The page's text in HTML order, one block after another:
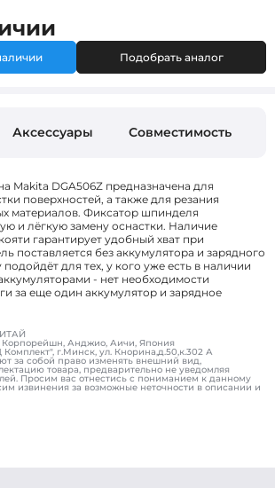
Подобрать аналог
Аксессуары Совместимость
Makita DGA506Z предназначена для
поверхностей, а также для резания
материалов. Фиксатор шпинделя
и лёгкую замену оснастки. Наличие
гарантирует удобный хват при
поставляется без аккумулятора и зарядного
для тех, у кого уже есть в наличии
- нет необходимости
за еще один аккумулятор и зарядное
Корпорейшн, Анджио, Аичи, Япония
г.Минск, ул. Кнорина,д.50,к.302 А
за собой право изменять внешний вид,
товара, предварительно не уведомляя
Просим вас отнестись с пониманием к данному
извинения за возможные неточности в описании и